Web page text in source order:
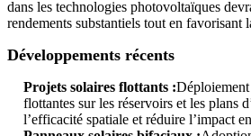
dans les technologies photovoltaïques
rendements substantiels tout en favorisant
Développements récents
Projets solaires flottants :Déploiement
flottantes sur les réservoirs et les plans
l’efficacité spatiale et réduire l’impact